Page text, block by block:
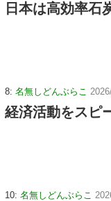
日本は高効率石
8: 名無しどんぶらこ
経済活動をスピ
10: 名無しどんぶらこ